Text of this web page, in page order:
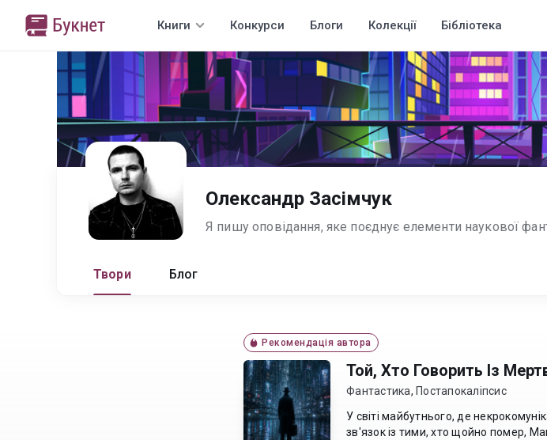
Книги Конкурси Блоги Колекції Бібліотека
Олександр Засімчук
Твори Блог
Рекомендація автора
Той, Хто Говорить Із
Фантастика, Постапокаліпсис
У світі майбутнього, де
зв'язок із тими, хто щойно помер,